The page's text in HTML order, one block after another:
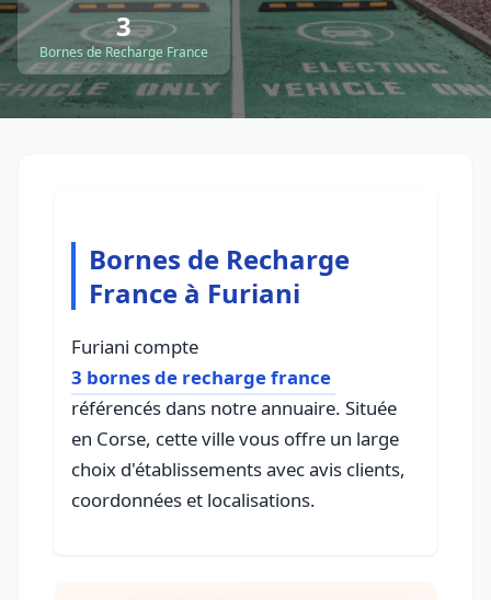
3
Bornes de Recharge France
Bornes de Recharge
France à Furiani
Furiani compte
3 bornes de recharge france
référencés dans notre annuaire. Située
en Corse, cette ville vous offre un large
choix d'établissements avec avis clients,
coordonnées et localisations.